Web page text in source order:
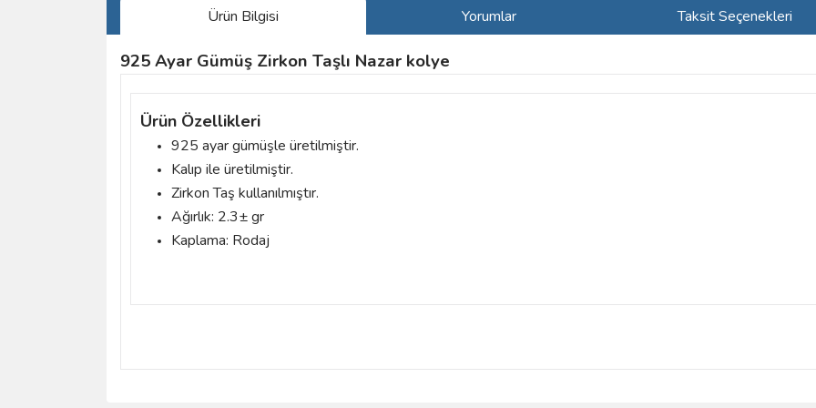
Ürün Bilgisi Yorumlar Taksit Seçenekleri
925 Ayar Gümüş Zirkon Taşlı Nazar kolye
Ürün Özellikleri
925 ayar gümüşle üretilmiştir.
Kalıp ile üretilmiştir.
Zirkon Taş kullanılmıştır.
Ağırlık: 2.3± gr
Kaplama: Rodaj